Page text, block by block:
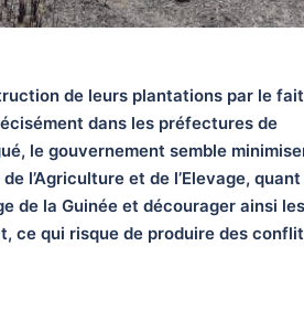
de leurs plantations par le
dans les préfectures de
le gouvernement semble
l’Agriculture et de l’Elevage, quant
de la Guinée et décourager ainsi les
ce qui risque de produire des